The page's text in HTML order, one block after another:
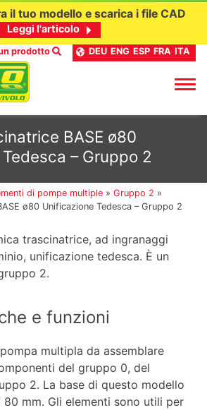
il tuo modello e scarica i file CAD
Leggi l'articolo
prodotto DEU ENG ESP FRA ITA
BASE ø80
– Gruppo 2
di pompe multiple »Gruppo 2 »
ø80 Unificazione Tedesca – Gruppo 2
trascinatrice, ad ingranaggi
unificazione tedesca. È un
2.
e funzioni
multipla da assemblare
del gruppo 0, del
2. La base di questo modello
mm. Gli elementi sono utili per